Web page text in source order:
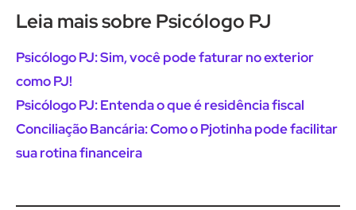
Leia mais sobre Psicólogo PJ
Psicólogo PJ: Sim, você pode faturar no exterior
como PJ!
Psicólogo PJ: Entenda o que é residência fiscal
Conciliação Bancária: Como o Pjotinha pode facilitar
sua rotina financeira